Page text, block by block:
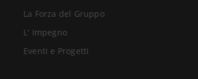
La Forza del Gruppo
L' Impegno
Eventi e Progetti